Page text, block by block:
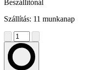
Beszállítónál
Szállítás: 11 munkanap